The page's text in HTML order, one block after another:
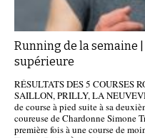
Running de la semaine
supérieure
RÉSULTATS DES 5 COURSES
SAILLON, PRILLY, LA
de course à pied suite à sa
coureuse de Chardonne Simone
première fois à une course de